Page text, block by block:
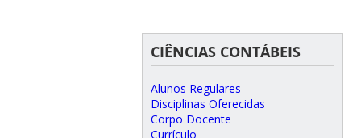
CIÊNCIAS CONTÁBEIS
Alunos Regulares
Disciplinas Oferecidas
Corpo Docente
Currículo